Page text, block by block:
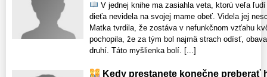
V jednej knihe ma zasiahla veta, ktorú veľa
dieťa nevidela na svojej mame obeť. Videla jej
Matka tvrdila, že zostáva v nefunkčnom vzťahu
pochopila, že za tým bol najmä strach odísť,
druhí. Táto myšlienka bolí. [...]
Kedy prestanete konečne preberať